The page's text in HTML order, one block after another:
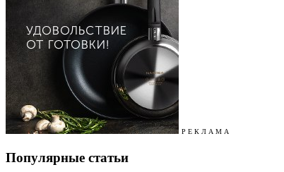
Р Е К Л А М А
Популярные статьи